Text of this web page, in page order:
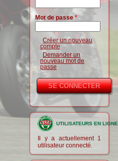
Mot de passe *
Créer un nouveau
compte
Demander un
nouveau mot de
passe
UTILISATEURS EN LIGNE
Il y a actuellement 1
utilisateur connecté.